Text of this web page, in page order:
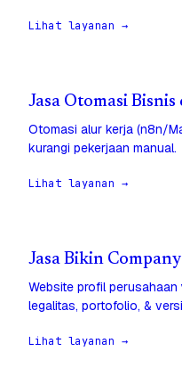
Lihat layanan →
Jasa Otomasi
Otomasi alur kerja (n8n/
kurangi pekerjaan manual.
Lihat layanan →
Jasa Bikin
Website profil
legalitas, portofolio, &
Lihat layanan →